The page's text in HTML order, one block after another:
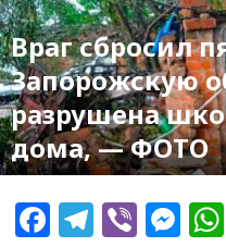
Враг сбросил
Запорожскую
разрушена
дома, — ФОТО
Facebook
Viber